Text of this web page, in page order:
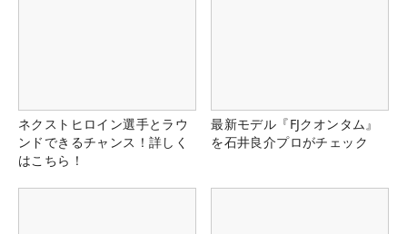
ネクストヒロイン選手とラウ
ンドできるチャンス！詳しく
はこちら！
最新モデル『FJクオンタム』
を石井良介プロがチェック